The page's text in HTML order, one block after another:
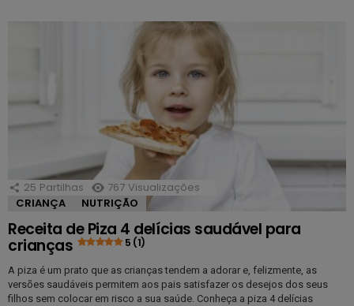
25 Partilhas 767 Visualizações
CRIANÇA
NUTRIÇÃO
Receita de Piza 4 delícias saudável para
crianças 5 (1)
A piza é um prato que as crianças tendem a adorar e, felizmente, as
versões saudáveis permitem aos pais satisfazer os desejos dos seus
filhos sem colocar em risco a sua saúde. Conheça a piza 4 delícias